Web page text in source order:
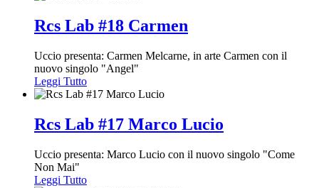
Rcs Lab #18 Carmen
Uccio presenta: Carmen Melcarne, in arte Carmen con il
nuovo singolo "Angel"
Leggi Tutto
Rcs Lab #17 Marco Lucio
Uccio presenta: Marco Lucio con il nuovo singolo "Come
Non Mai"
Leggi Tutto